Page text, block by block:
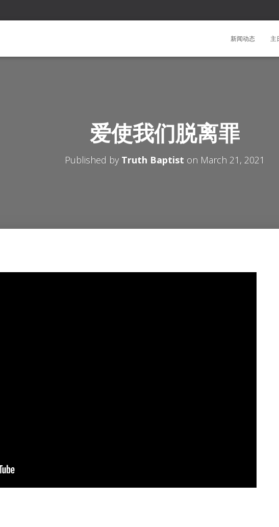
新闻动态 主
爱使我们脱离罪
Published by Truth Baptist on March 21, 2021